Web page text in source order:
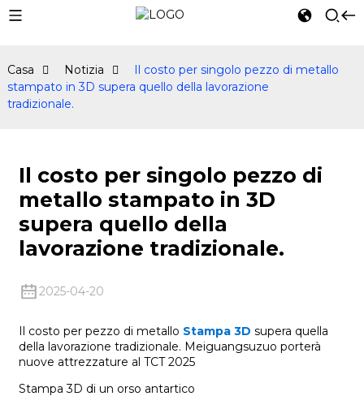
Casa Notizia
Il costo per singolo pezzo di metallo
stampato in 3D supera quello della lavorazione
tradizionale.
Il costo per singolo pezzo di
metallo stampato in 3D
supera quello della
lavorazione tradizionale.
2025-04-20
Il costo per pezzo di metallo Stampa 3D supera quella
della lavorazione tradizionale. Meiguangsuzuo porterà
nuove attrezzature al TCT 2025
Stampa 3D di un orso antartico